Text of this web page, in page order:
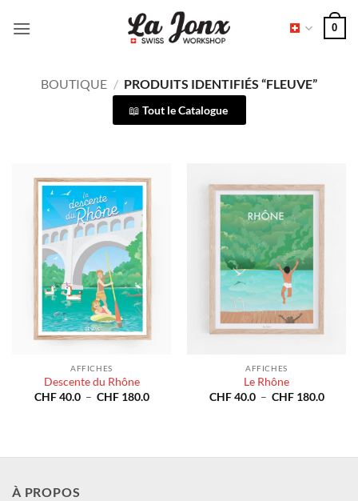
0
BOUTIQUE / PRODUITS IDENTIFIÉS “FLEUVE”
Tout le Catalogue
AFFICHES
Descente du Rhône
CHF40.0 – CHF180.0Plage
AFFICHES
Le Rhône
CHF40.0 – CHF180.0Plage
À PROPOS